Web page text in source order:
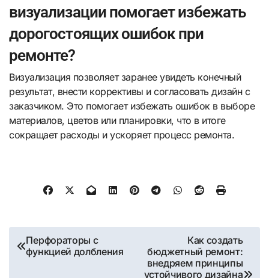
визуализации помогает избежать
дорогостоящих ошибок при
ремонте?
Визуализация позволяет заранее увидеть конечный
результат, внести коррективы и согласовать дизайн с
заказчиком. Это помогает избежать ошибок в выборе
материалов, цветов или планировки, что в итоге
сокращает расходы и ускоряет процесс ремонта.
Навигация
Перфораторы с
функцией долбления
Как создать
бюджетный ремонт:
внедряем принципы
устойчивого дизайна